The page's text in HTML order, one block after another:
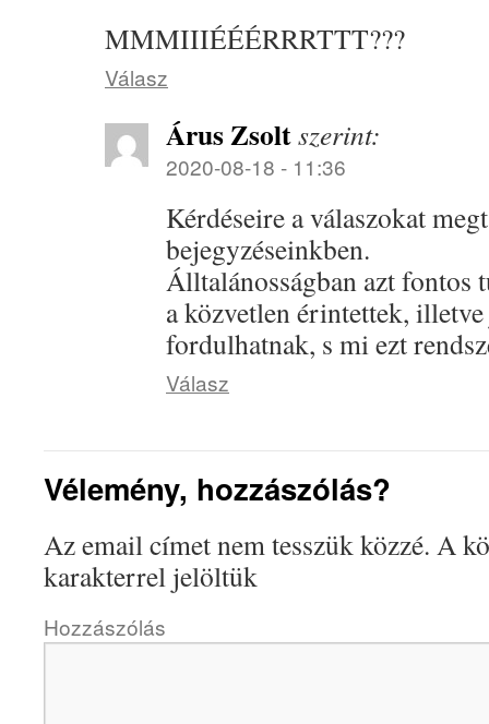
MMMIIIÉÉÉRRRTTT???
Válasz
Árus Zsoltszerint:
2020-08-18 - 11:36
Kérdéseire a válaszokat
bejegyzéseinkben.
Álltalánosságban azt fontos
a közvetlen érintettek,
fordulhatnak, s mi ezt
Válasz
Vélemény, hozzászólás?
Az email címet nem tesszük közzé. A
karakterrel jelöltük
Hozzászólás